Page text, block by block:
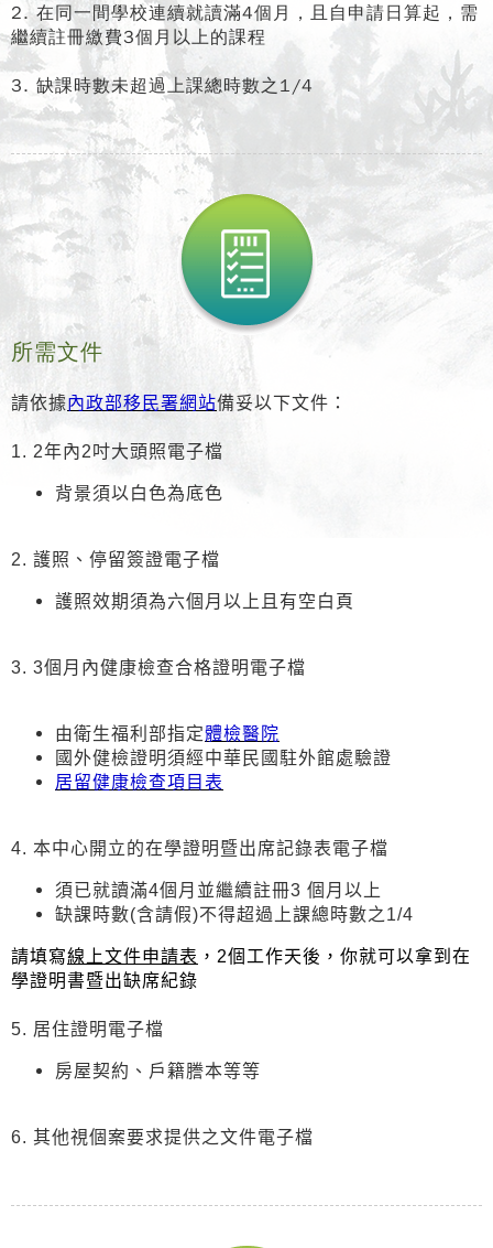
2. 在同一間學校連續就讀滿4個月，且自申請日算起，需
繼續註冊繳費3個月以上的課程
3. 缺課時數未超過上課總時數之1/4
所需文件
請依據內政部移民署網站備妥以下文件：
1. 2年內2吋大頭照電子檔
背景須以白色為底色
2. 護照、停留簽證電子檔
護照效期須為六個月以上且有空白頁
3. 3個月內健康檢查合格證明電子檔
由衛生福利部指定體檢醫院
國外健檢證明須經中華民國駐外館處驗證
居留健康檢查項目表
4. 本中心開立的在學證明暨出席記錄表電子檔
須已就讀滿4個月並繼續註冊3 個月以上
缺課時數(含請假)不得超過上課總時數之1/4
請填寫線上文件申請表 ，2個工作天後，你就可以拿到在
學證明書暨出缺席紀錄
5. 居住證明電子檔
房屋契約、戶籍謄本等等
6. 其他視個案要求提供之文件電子檔